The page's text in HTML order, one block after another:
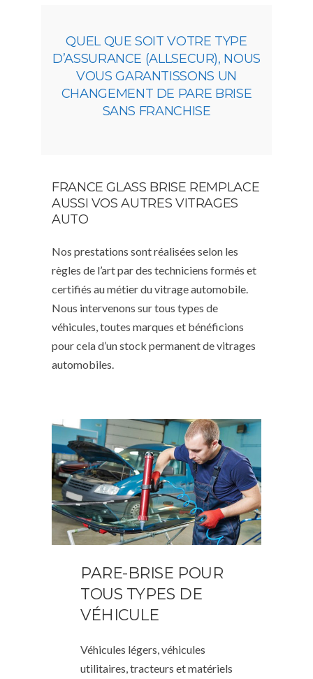
QUEL QUE SOIT VOTRE TYPE
D’ASSURANCE (ALLSECUR), NOUS
VOUS GARANTISSONS UN
CHANGEMENT DE PARE BRISE
SANS FRANCHISE
FRANCE GLASS BRISE REMPLACE
AUSSI VOS AUTRES VITRAGES
AUTO
Nos prestations sont réalisées selon les
règles de l’art par des techniciens formés et
certifiés au métier du vitrage automobile.
Nous intervenons sur tous types de
véhicules, toutes marques et bénéficions
pour cela d’un stock permanent de vitrages
automobiles.
PARE-BRISE POUR
TOUS TYPES DE
VÉHICULE
Véhicules légers, véhicules
utilitaires, tracteurs et matériels